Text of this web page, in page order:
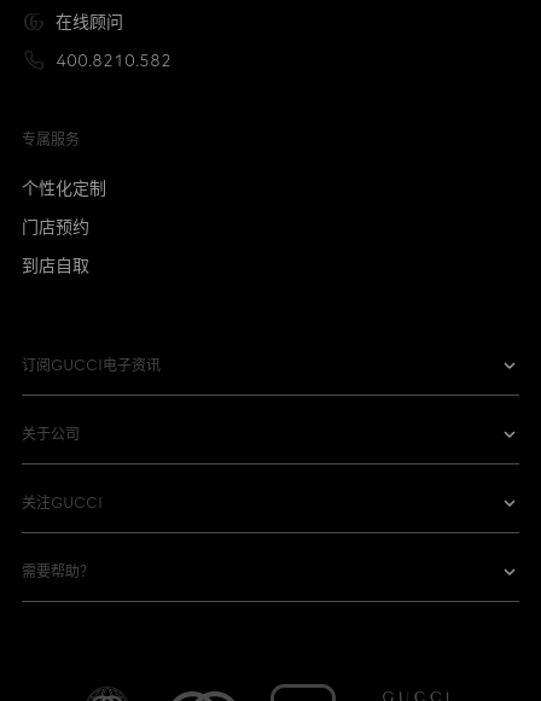
在线顾问
400.8210.582
专属服务
个性化定制
门店预约
到店自取
订阅GUCCI电子资讯
关于公司
关注GUCCI
需要帮助？